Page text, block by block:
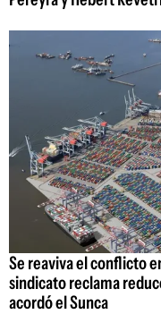
Se reaviva el conflicto
sindicato reclama
acordó el Sunca